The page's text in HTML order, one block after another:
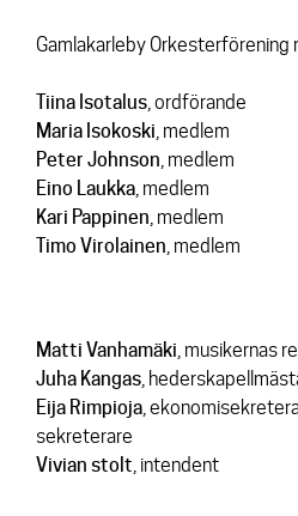
Biljetter
Orkestern
Info
Orkestern
Aktuellt
Media
Gamlakarleby
Tiina Isotalus, ordförande
Maria Isokoski, medlem
Peter Johnson, medlem
Eino Laukka, medlem
Kari Pappinen, medlem
Timo Virolainen, medlem
Matti Vanhamäki, musikernas
Juha Kangas,
Eija Rimpioja,
sekreterare
Vivian stolt, intendent